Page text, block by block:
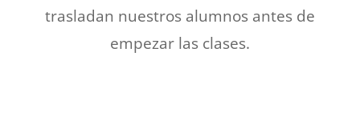
trasladan nuestros alumnos antes de
empezar las clases.